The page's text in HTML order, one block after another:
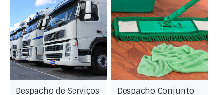
Despacho de Serviços
Despacho Conjunto